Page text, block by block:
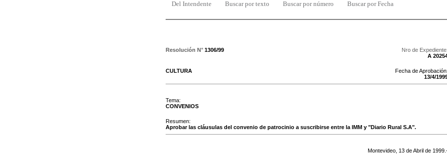
Del Intendente Buscar por texto Buscar por número Buscar por Fecha
Resolución N° 1306/99
Nro de Expediente:
A
CULTURA
Fecha de Aprobación:
13/4/
Tema:
CONVENIOS
Resumen:
Aprobar las cláusulas del convenio de patrocinio a suscribirse entre la IMM y "Diario Rural S.A".
Montevideo, 13 deAbril de 1999